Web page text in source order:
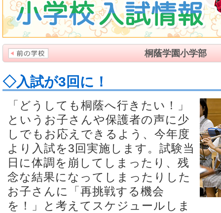
桐蔭学園小学部
◇入試が3回に！
「どうしても桐蔭へ行きたい！」
というお子さんや保護者の声に少
しでもお応えできるよう、今年度
より入試を3回実施します。試験当
日に体調を崩してしまったり、残
念な結果になってしまったりした
お子さんに「再挑戦する機会
を！」と考えてスケジュールしま